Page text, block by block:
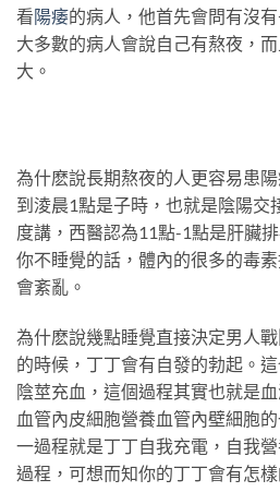
看陽痿的病人，他首先會問有沒
大多數的病人會說自己有熬夜，
大。
為什麽說長期熬夜的人更容易患
到淩晨1點是子時，也就是陰陽交
度講，西醫認為11點-1點是肝臟
你不睡覺的話，體內的很多的毒
會紊亂。
為什麽說幾點睡覺直接決定男人
的時候，丁丁會有自發的勃起。
陰莖充血，這個過程其實也就是
血管內皮細胞營養血管內壁細胞
一過程就是丁丁自我充電，自我
過程，可想而知你的丁丁會有怎樣